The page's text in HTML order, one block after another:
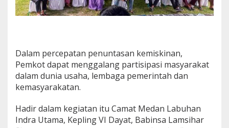
Dalam percepatan penuntasan kemiskinan,
Pemkot dapat menggalang partisipasi masyarakat
dalam dunia usaha, lembaga pemerintah dan
kemasyarakatan.
Hadir dalam kegiatan itu Camat Medan Labuhan
Indra Utama, Kepling VI Dayat, Babinsa Lamsihar